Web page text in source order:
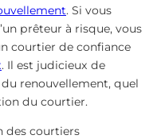
. Si vous
prêteur à risque, vous
courtier de confiance
. Il est judicieux de
renouvellement, quel
du courtier.
des courtiers